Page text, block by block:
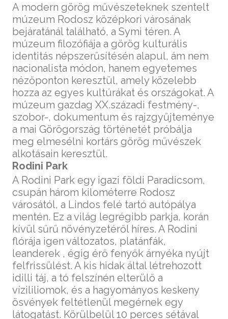
A modern görög művészeteknek szentelt
múzeum Rodosz középkori városának
bejáratánál található, a Symi téren. A
múzeum filozófiája a görög kulturális
identitás népszerűsítésén alapul, ám nem
nacionalista módon, hanem egyetemes
nézőponton keresztül, amely közelebb
hozza az egyes kultúrákat és országokat. A
múzeum gazdag XX.századi festmény-,
szobor-, dokumentum és rajzgyűjteménye
a mai Görögország történetét próbálja
meg elmesélni kortárs görög művészek
alkotásain keresztül.
Rodini Park
A Rodini Park egy igazi földi Paradicsom,
csupán három kilométerre Rodosz
városától, a Lindos felé tartó autópálya
mentén. Ez a világ legrégibb parkja, korán
kívül sűrű növényzetéről híres. A Rodini
flórája igen változatos, platánfák,
leanderek , égig érő fenyők árnyéka nyújt
felfrissülést. A kis hidak által létrehozott
idilli táj, a tó felszínén elterülő a
vízililiomok, és a hagyományos keskeny
ösvények feltétlenül megérnek egy
látogatást. Körülbelül 10 perces sétával